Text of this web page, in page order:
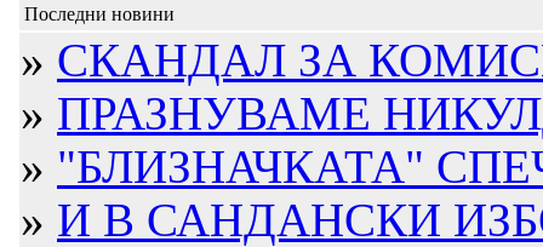
Последни новини
» СКАНДАЛ ЗА
» ПРАЗНУВАМЕ
» "БЛИЗНАЧКАТА"
» И В САНДАНСКИ